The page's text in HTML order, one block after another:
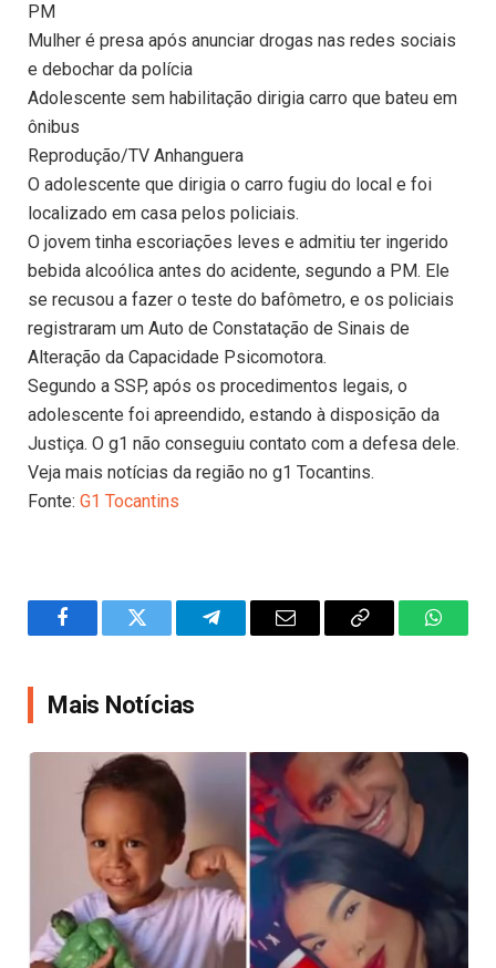
PM
Mulher é presa após anunciar drogas nas redes sociais
e debochar da polícia
Adolescente sem habilitação dirigia carro que bateu em
ônibus
Reprodução/TV Anhanguera
O adolescente que dirigia o carro fugiu do local e foi
localizado em casa pelos policiais.
O jovem tinha escoriações leves e admitiu ter ingerido
bebida alcoólica antes do acidente, segundo a PM. Ele
se recusou a fazer o teste do bafômetro, e os policiais
registraram um Auto de Constatação de Sinais de
Alteração da Capacidade Psicomotora.
Segundo a SSP, após os procedimentos legais, o
adolescente foi apreendido, estando à disposição da
Justiça. O g1 não conseguiu contato com a defesa dele.
Veja mais notícias da região no g1 Tocantins.
Fonte: G1 Tocantins
FacebookTwitter TelegramEmail
Copy
Mais Notícias